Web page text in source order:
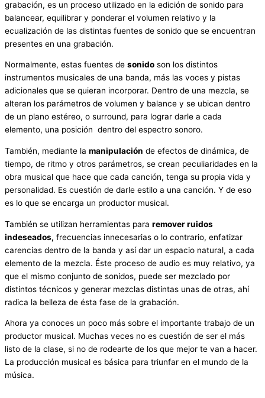
grabación, es un proceso utilizado en la edición de sonido para
balancear, equilibrar y ponderar el volumen relativo y la
ecualización de las distintas fuentes de sonido que se encuentran
presentes en una grabación.
Normalmente, estas fuentes de sonido son los distintos
instrumentos musicales de una banda, más las voces y pistas
adicionales que se quieran incorporar. Dentro de una mezcla, se
alteran los parámetros de volumen y balance y se ubican dentro
de un plano estéreo, o surround, para lograr darle a cada
elemento, una posición dentro del espectro sonoro.
También, mediante la manipulación de efectos de dinámica, de
tiempo, de ritmo y otros parámetros, se crean peculiaridades en la
obra musical que hace que cada canción, tenga su propia vida y
personalidad. Es cuestión de darle estilo a una canción. Y de eso
es lo que se encarga un productor musical.
También se utilizan herramientas para remover ruidos
indeseados, frecuencias innecesarias o lo contrario, enfatizar
carencias dentro de la banda y así dar un espacio natural, a cada
elemento de la mezcla. Éste proceso de audio es muy relativo, ya
que el mismo conjunto de sonidos, puede ser mezclado por
distintos técnicos y generar mezclas distintas unas de otras, ahí
radica la belleza de ésta fase de la grabación.
Ahora ya conoces un poco más sobre el importante trabajo de un
productor musical. Muchas veces no es cuestión de ser el más
listo de la clase, si no de rodearte de los que mejor te van a hacer.
La producción musical es básica para triunfar en el mundo de la
música.